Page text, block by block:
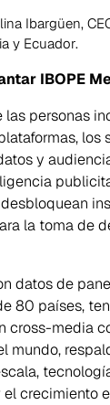
Ibargüen,
y Ecuador.
IBOPE
personas
los
y
la toma de
datos de
80 países,
cross-media
mundo,
crecimiento